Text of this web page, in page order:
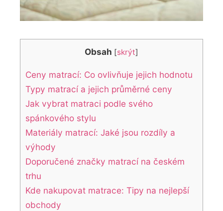
Obsah [skrýt]
Ceny matrací: Co ovlivňuje jejich hodnotu
Typy matrací a jejich průměrné ceny
Jak vybrat matraci podle svého
spánkového stylu
Materiály matrací: Jaké jsou rozdíly a
výhody
Doporučené značky matrací na českém
trhu
Kde nakupovat matrace: Tipy na nejlepší
obchody